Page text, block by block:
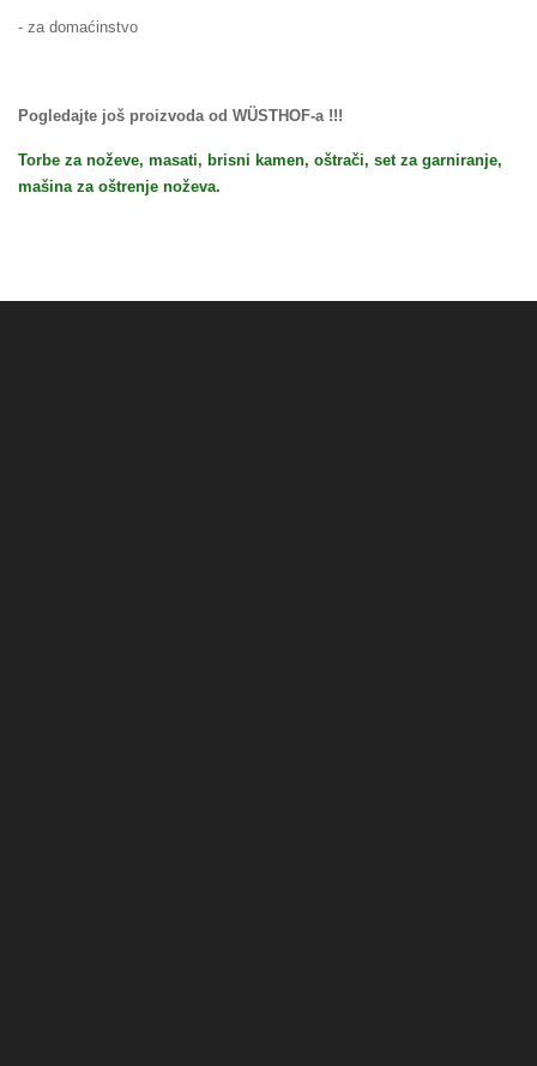
- za domaćinstvo
Pogledajte još proizvoda od WÜSTHOF-a !!!
Torbe za noževe, masati, brisni kamen, oštrači, set za garniranje,
mašina za oštrenje noževa.